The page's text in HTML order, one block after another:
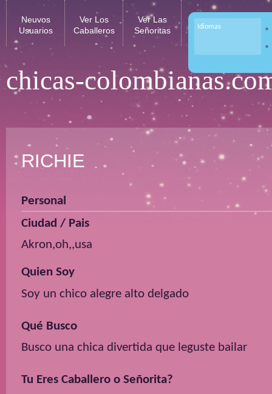
chicas-
Neuvos
Usuarios
Ver Los
Caballeros
Ver Las
Señoritas
Idiomas
RICHIE
Personal
Ciudad / Pais
Akron,oh,,usa
Quien Soy
Soy un chico alegre alto delgado
Qué Busco
Busco una chica divertida que leguste bailar
Tu Eres Caballero o Señorita?